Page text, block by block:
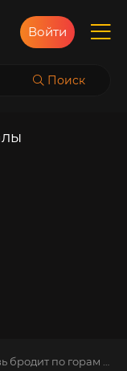
Поиск
Войти
бродит по горам